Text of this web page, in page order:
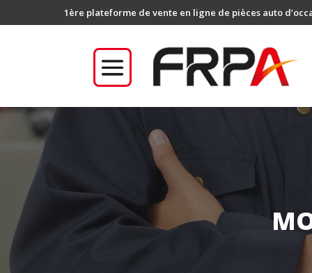
1ère plateforme de vente en ligne de pièces auto